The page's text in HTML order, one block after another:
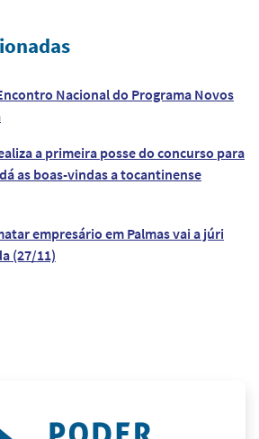
Nacional do Programa Novos
a primeira posse do concurso para
as boas-vindas a tocantinense
empresário em Palmas vai a júri
(27/11)